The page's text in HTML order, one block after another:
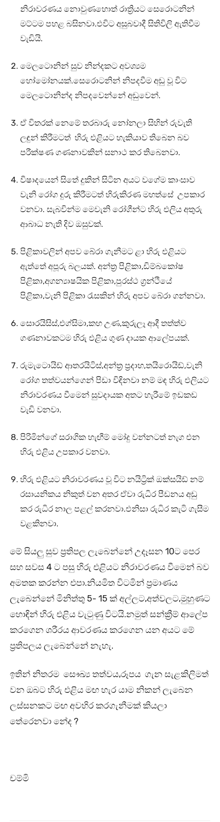
නිරාවරණය නොවුණහොත් රාත්‍රියට සෙරොටනින්
මට්ටම පහළ බසිනවා.එවිට අසුබවාදී සිතිවිලි ඇතිවීම
වැඩියි.
මෙලටොනින් සුව නින්දකට අවශ්‍යම
හෝමෝනයක්.සෙරොටනින් නිපදවීම අඩු වූ විට
මෙලටොනින්ද නිපදවෙන්නේ අඩුවෙන්.
ඒ විතරක් නෙමේ තරබාරු නෝනලා සිහින් රුවැති
ලඳුන් කිරීමටත් හිරු එළියට හැකියාව තිබෙන බව
පරීක්ෂණ ගණනාවකින් සනාථ කර තිබෙනවා.
විෂාදයෙන් සිතේ දුකින් සිටින අයට වගේම කාංසාව
වැනි රෝග දුරු කිරීමටත් හිරුකිරණ මහත්සේ උපකාර
වනවා. සැබවින්ම මෙවැනි රෝගීන්ට හිරු එලිය අතුරු
ආබාධ නැති දිව ඔසුවක්.
පිළිකාවලින් අපව බේරා ගැනීමට ළා හිරු එළියට
ඇත්තේ අපූරු බලයක්. අන්ත්‍ර පිළිකා,ඩිම්බකෝෂ
පිළිකා,අගන්‍යාෂයික පිළිකා,පුරස්ථ ග්‍රන්ථියේ
පිළිකා,වැනි පිළිකා රැසකින් හිරු අපව බේරා ගන්නවා.
සොරයිසිස්,එග්සිමා,කහ උණ,කුරුලෑ ආදී තත්ත්ව
ගණනාවකටම හිරු එළිය ගුණ දායක ආලේපයක්.
රුමැටොයිඩ් ආතරයිටිස්,අන්ත්‍ර ප්‍රදාහ,තයිරොයිඩ්,වැනි
රෝග තත්වයන්ගෙන් පිඩා විඳිනවා නම් මඳ හිරු එලියට
නිරාවරණය වීමෙන් සුවදායක අතට හැරීමේ ඉඩකඩ
වැඩි වනවා.
පිරිමින්ගේ සරාගික හැඟීම් මෝදු වන්නටත් නැග එන
හිරු එළිය උපකාර වනවා.
හිරු එළියට නිරාවරණය වූ විට නයිට්‍රික් ඔක්සයිඩ් නම්
රසායනිකය නිකුත් වන අතර ඒවා රුධිර පීඩනය අඩු
කර රුධිර නාල පළල් කරනවා.එනිසා රුධිර කැටි ගැසීම
වළකිනවා.
මේ සියලු සුව ප්‍රතිපල ලැබෙන්නේ උදෑසන 10ට පෙර
සහ සවස 4 ට පසු හිරු එළියට නිරාවරණය වීමෙන් බව
අමතක කරන්න එපා.නියමිත විටමින් ප්‍රමාණය
ලැබෙන්නේ මිනිත්තු 5- 15 ක් අල්ලට,අත්වලට,මුහුණට
හොඳින් හිරු එළිය වැටුණු විටයි.නමුත් සන්ක්‍රීම් ආලේප
කරගෙන ශරීරය ආවරණය කරගෙන යන අයට මේ
ප්‍රතිපලය ලැබෙන්නේ නැහැ.
ඉතින් නිතරම සෞඛ්‍ය තත්වය,රූපය ගැන සැළකිලිමත්
වන ඔබට හිරු එළිය මඟ හැර යාම නිකන් ලැබෙන
ලස්සනකට මඟ අවහිර කරගැනීමක් කියලා
තේරෙනවා නේද ?
චම්මි